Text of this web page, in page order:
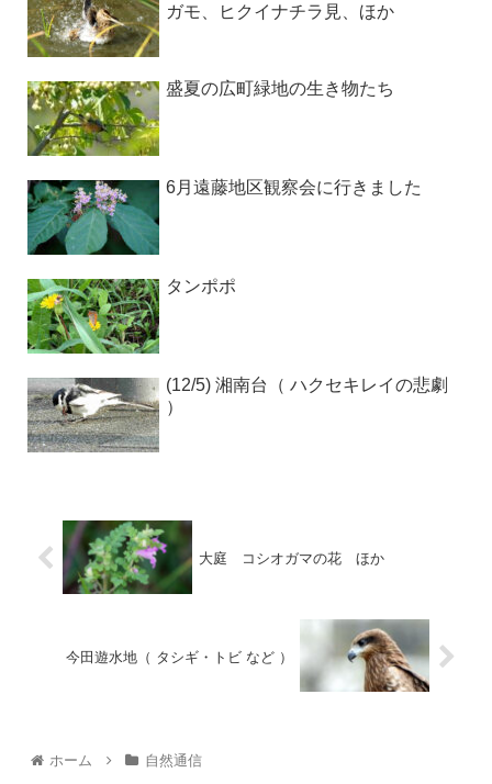
ガモ、ヒクイナチラ見、ほか
盛夏の広町緑地の生き物たち
6月遠藤地区観察会に行きました
タンポポ
(12/5) 湘南台（ ハクセキレイの悲劇
）
大庭 コシオガマの花 ほか
今田遊水地（ タシギ・トビ など ）
ホーム 自然通信